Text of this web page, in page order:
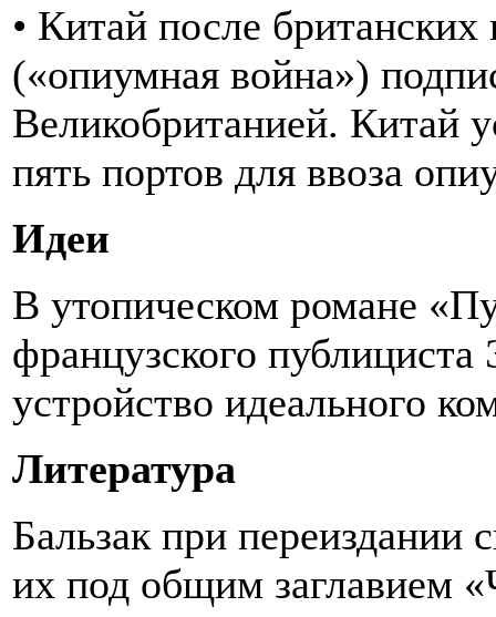
• Китай после
(«опиумная война»)
Великобританией. Китай
пять портов для ввоза
Идеи
В утопическом романе
французского
устройство идеального
Литература
Бальзак при переиздании
их под общим заглавием